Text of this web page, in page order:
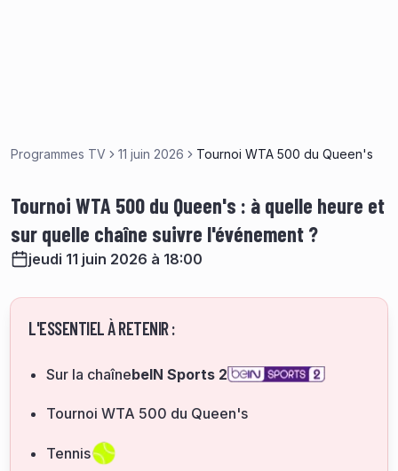
Programmes TV 11 juin 2026 Tournoi WTA 500 du Queen's
Tournoi WTA 500 du Queen's : à quelle heure et
sur quelle chaîne suivre l'événement ?
jeudi 11 juin 2026 à 18:00
L'ESSENTIEL À RETENIR :
Sur la chaînebeIN Sports 2
Tournoi WTA 500 du Queen's
Tennis